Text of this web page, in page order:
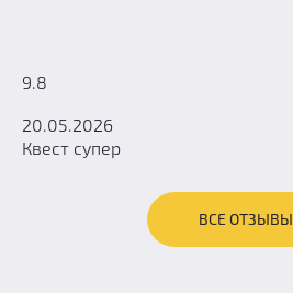
9.8
20.05.2026
Квест супер
ВСЕ ОТЗЫВЫ